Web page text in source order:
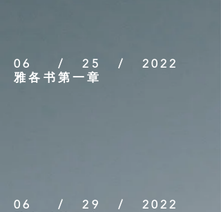
06 / 25 / 2022
雅各书第一章
06 / 29 / 2022